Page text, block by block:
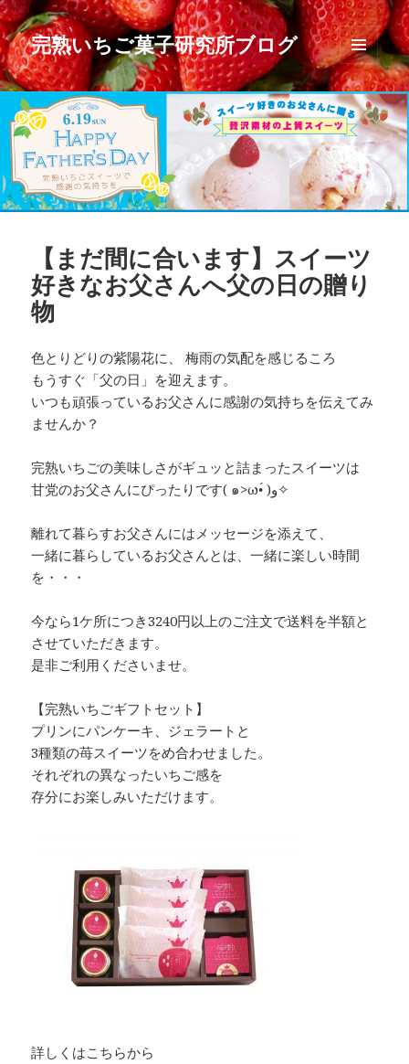
完熟いちご菓子研究所ブログ
メニュ
ーとウ
ィジェ
ット
【まだ間に合います】スイーツ
好きなお父さんへ父の日の贈り
物
色とりどりの紫陽花に、 梅雨の気配を感じるころ
もうすぐ「父の日」を迎えます。
いつも頑張っているお父さんに感謝の気持ちを伝えてみ
ませんか？
完熟いちごの美味しさがギュッと詰まったスイーツは
甘党のお父さんにぴったりです( ๑>ω•́ )ﻭ✧
離れて暮らすお父さんにはメッセージを添えて、
一緒に暮らしているお父さんとは、一緒に楽しい時間
を・・・
今なら1ケ所につき3240円以上のご注文で送料を半額と
させていただきます。
是非ご利用くださいませ。
【完熟いちごギフトセット】
プリンにパンケーキ、ジェラートと
3種類の苺スイーツをめ合わせました。
それぞれの異なったいちご感を
存分にお楽しみいただけます。
詳しくはこちらから